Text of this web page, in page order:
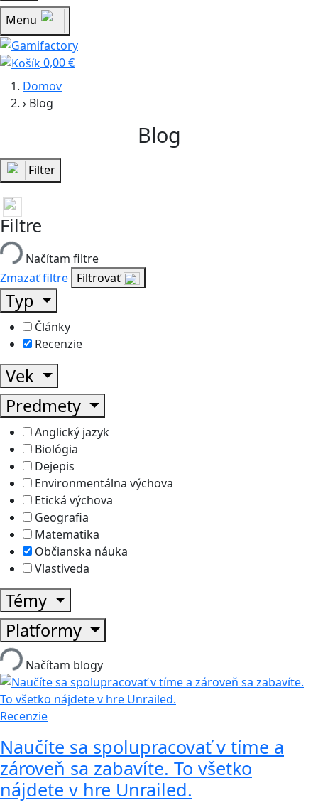
Menu
0,00 €
Domov
› Blog
Blog
Filter
Filtre
Načítam filtre
Zmazať filtre Filtrovať
Typ
Články
Recenzie
Vek
Predmety
Anglický jazyk
Biológia
Dejepis
Environmentálna výchova
Etická výchova
Geografia
Matematika
Občianska náuka
Vlastiveda
Témy
Platformy
Načítam blogy
Recenzie
Naučíte sa spolupracovať v tíme a
zároveň sa zabavíte. To všetko
nájdete v hre Unrailed.